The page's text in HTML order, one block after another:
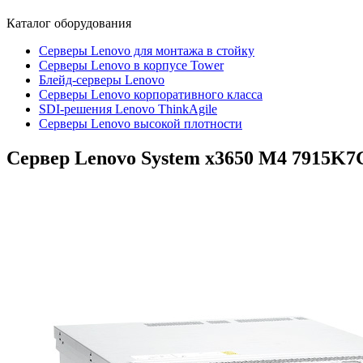
Каталог оборудования
Серверы Lenovo для монтажа в стойку
Серверы Lenovo в корпусе Tower
Блейд-серверы Lenovo
Cерверы Lenovo корпоративного класса
SDI-решения Lenovo ThinkAgile
Серверы Lenovo высокой плотности
Сервер Lenovo System x3650 M4